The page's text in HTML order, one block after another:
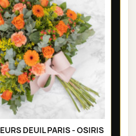
DEUIL PARIS - OSIRIS